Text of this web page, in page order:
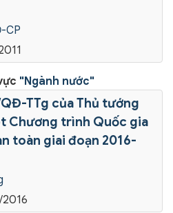
CP
"Ngành nước"
TTg của Thủ tướng
Chương trình Quốc gia
toàn giai đoạn 2016-